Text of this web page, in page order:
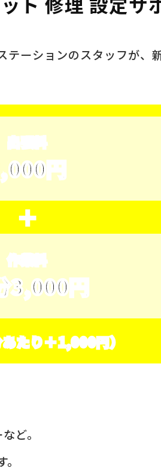
テーションのスタッフが、
出張料
円
＋
作業料
3,000円
たり＋1,000円）
ど。